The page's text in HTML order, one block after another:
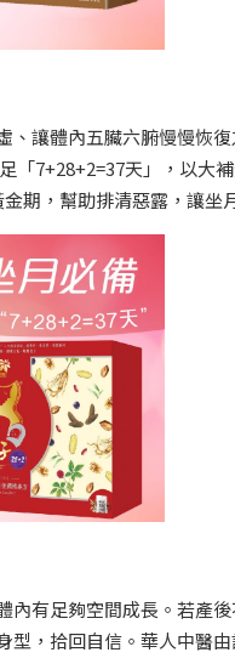
讓體內五臟六腑慢慢恢
「7+28+2=37天」，以大
期，幫助排清惡露，讓坐
有足夠空間成長。若產
，拾回自信。華人中醫